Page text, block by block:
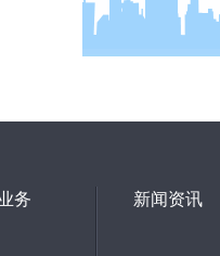
务 新闻资讯